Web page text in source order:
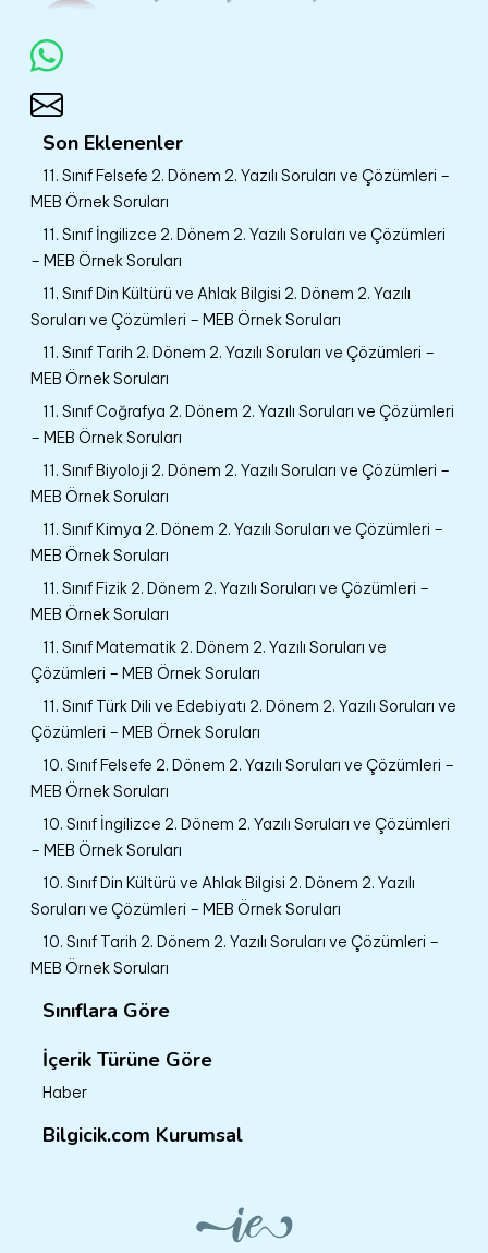
Son Eklenenler
11. Sınıf Felsefe 2. Dönem 2. Yazılı Soruları ve Çözümleri –
MEB Örnek Soruları
11. Sınıf İngilizce 2. Dönem 2. Yazılı Soruları ve Çözümleri
– MEB Örnek Soruları
11. Sınıf Din Kültürü ve Ahlak Bilgisi 2. Dönem 2. Yazılı
Soruları ve Çözümleri – MEB Örnek Soruları
11. Sınıf Tarih 2. Dönem 2. Yazılı Soruları ve Çözümleri –
MEB Örnek Soruları
11. Sınıf Coğrafya 2. Dönem 2. Yazılı Soruları ve Çözümleri
– MEB Örnek Soruları
11. Sınıf Biyoloji 2. Dönem 2. Yazılı Soruları ve Çözümleri –
MEB Örnek Soruları
11. Sınıf Kimya 2. Dönem 2. Yazılı Soruları ve Çözümleri –
MEB Örnek Soruları
11. Sınıf Fizik 2. Dönem 2. Yazılı Soruları ve Çözümleri –
MEB Örnek Soruları
11. Sınıf Matematik 2. Dönem 2. Yazılı Soruları ve
Çözümleri – MEB Örnek Soruları
11. Sınıf Türk Dili ve Edebiyatı 2. Dönem 2. Yazılı Soruları ve
Çözümleri – MEB Örnek Soruları
10. Sınıf Felsefe 2. Dönem 2. Yazılı Soruları ve Çözümleri –
MEB Örnek Soruları
10. Sınıf İngilizce 2. Dönem 2. Yazılı Soruları ve Çözümleri
– MEB Örnek Soruları
10. Sınıf Din Kültürü ve Ahlak Bilgisi 2. Dönem 2. Yazılı
Soruları ve Çözümleri – MEB Örnek Soruları
10. Sınıf Tarih 2. Dönem 2. Yazılı Soruları ve Çözümleri –
MEB Örnek Soruları
Sınıflara Göre
İçerik Türüne Göre
Haber
Bilgicik.com Kurumsal